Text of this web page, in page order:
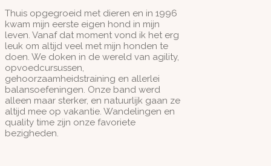
Thuis opgegroeid met dieren en in 1996
kwam mijn eerste eigen hond in mijn
leven. Vanaf dat moment vond ik het erg
leuk om altijd veel met mijn honden te
doen. We doken in de wereld van agility,
opvoedcursussen,
gehoorzaamheidstraining en allerlei
balansoefeningen. Onze band werd
alleen maar sterker, en natuurlijk gaan ze
altijd mee op vakantie. Wandelingen en
quality time zijn onze favoriete
bezigheden.